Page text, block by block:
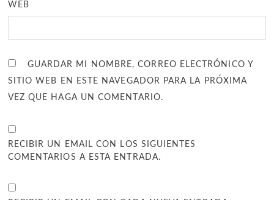
WEB
GUARDAR MI NOMBRE, CORREO ELECTRÓNICO Y
SITIO WEB EN ESTE NAVEGADOR PARA LA PRÓXIMA
VEZ QUE HAGA UN COMENTARIO.
RECIBIR UN EMAIL CON LOS SIGUIENTES
COMENTARIOS A ESTA ENTRADA.